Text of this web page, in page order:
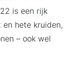
is een rijk
hete kruiden,
– ook wel